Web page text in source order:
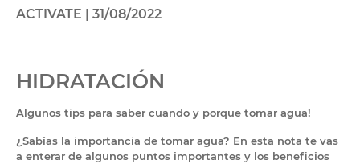
ACTIVATE | 31/08/2022
HIDRATACIÓN
​Algunos tips para saber cuando y porque tomar agua!
¿Sabías la importancia de tomar agua? En esta nota te vas
a enterar de algunos puntos importantes y los beneficios